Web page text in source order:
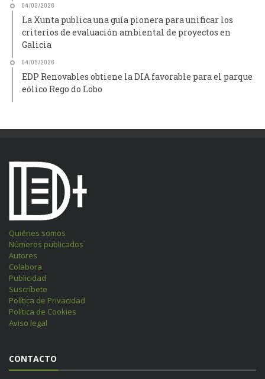
04/08/2026
La Xunta publica una guía pionera para unificar los
criterios de evaluación ambiental de proyectos en
Galicia
04/08/2026
EDP Renovables obtiene la DIA favorable para el parque
eólico Rego do Lobo
Quiénes somos
Números publicados
Autores
Colabora
Publicidad
Suscríbete
Política de Privacidad
Política de Cookies
Aviso legal
CONTACTO